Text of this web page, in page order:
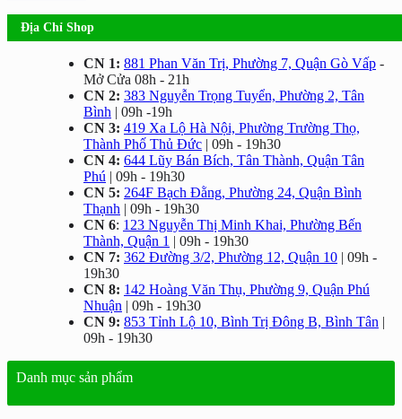
Địa Chỉ Shop
CN 1: 881 Phan Văn Trị, Phường 7, Quận Gò Vấp -
Mở Cửa 08h - 21h
CN 2: 383 Nguyễn Trọng Tuyển, Phường 2, Tân
Bình | 09h -19h
CN 3: 419 Xa Lộ Hà Nội, Phường Trường Thọ,
Thành Phố Thủ Đức | 09h - 19h30
CN 4: 644 Lũy Bán Bích, Tân Thành, Quận Tân
Phú | 09h - 19h30
CN 5: 264F Bạch Đằng, Phường 24, Quận Bình
Thạnh | 09h - 19h30
CN 6: 123 Nguyễn Thị Minh Khai, Phường Bến
Thành, Quận 1 | 09h - 19h30
CN 7: 362 Đường 3/2, Phường 12, Quận 10 | 09h -
19h30
CN 8: 142 Hoàng Văn Thụ, Phường 9, Quận Phú
Nhuận | 09h - 19h30
CN 9: 853 Tỉnh Lộ 10, Bình Trị Đông B, Bình Tân |
09h - 19h30
Danh mục sản phẩm